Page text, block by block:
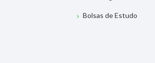
Bolsas de Estudo